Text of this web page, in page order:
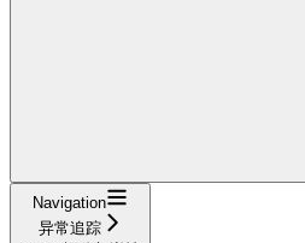
Navigation
异常追踪